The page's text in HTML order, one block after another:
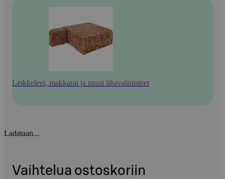
Leikkeleet, makkarat ja muut lihavalmisteet
Ladataan...
Vaihtelua ostoskoriin